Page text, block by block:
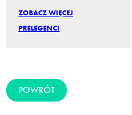
ZOBACZ WIĘCEJ
PRELEGENCI
POWRÓT